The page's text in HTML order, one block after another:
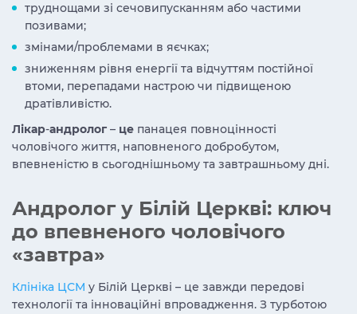
труднощами зі сечовипусканням або частими
позивами;
змінами/проблемами в яєчках;
зниженням рівня енергії та відчуттям постійної
втоми, перепадами настрою чи підвищеною
дратівливістю.
Лікар-андролог – це панацея повноцінності
чоловічого життя, наповненого добробутом,
впевненістю в сьогоднішньому та завтрашньому дні.
Андролог у Білій Церкві: ключ
до впевненого чоловічого
«завтра»
Клініка ЦСМ у Білій Церкві – це завжди передові
технології та інноваційні впровадження. З турботою